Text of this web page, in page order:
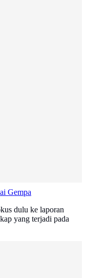
Gempa
dulu ke laporan
yang terjadi pada